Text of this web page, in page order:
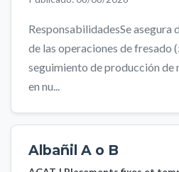
ResponsabilidadesSe asegura
de las operaciones de fresado
seguimiento de producción de
en nu...
Albañil A o B